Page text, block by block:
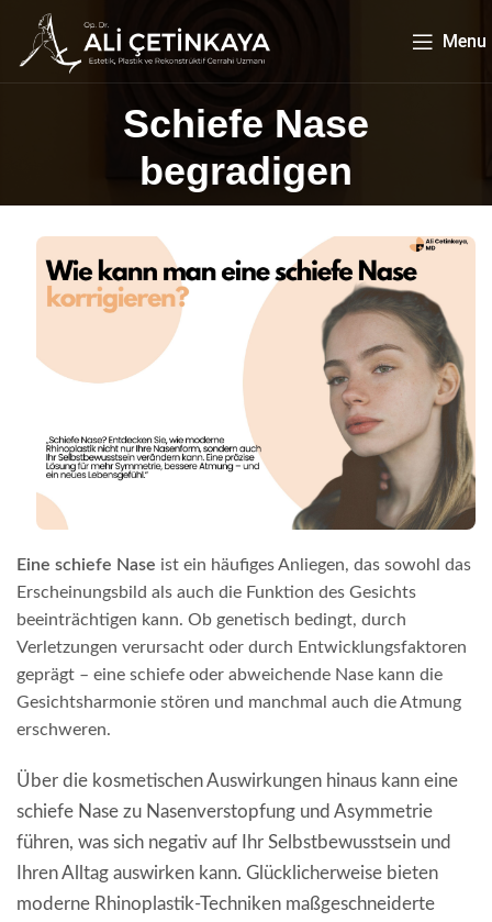
Menu
Schiefe Nase
begradigen
Eine schiefe Nase ist ein häufiges Anliegen, das sowohl das
Erscheinungsbild als auch die Funktion des Gesichts
beeinträchtigen kann. Ob genetisch bedingt, durch
Verletzungen verursacht oder durch Entwicklungsfaktoren
geprägt – eine schiefe oder abweichende Nase kann die
Gesichtsharmonie stören und manchmal auch die Atmung
erschweren.
Über die kosmetischen Auswirkungen hinaus kann eine
schiefe Nase zu Nasenverstopfung und Asymmetrie
führen, was sich negativ auf Ihr Selbstbewusstsein und
Ihren Alltag auswirken kann. Glücklicherweise bieten
moderne Rhinoplastik-Techniken maßgeschneiderte